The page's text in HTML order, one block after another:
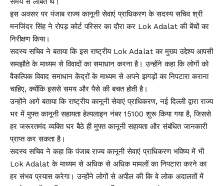
इस अवसर पर पंजाब राज्य कानूनी सेवाएं प्राधिकरण के सदस्य सचिव श्री
मनजिंदर सिंह ने रोपड़ कोर्ट परिसर का दौरा कर Lok Adalat की बेंचों का
निरीक्षण किया।
सदस्य सचिव ने बताया कि इस राष्ट्रीय Lok Adalat का मुख्य उद्देश्य आपसी
समझौते के माध्यम से विवादों का समाधान करना है। उन्होंने कहा कि लोगों को
वैकल्पिक विवाद समाधान केंद्रों के माध्यम से अपने झगड़ों का निपटारा कराना
चाहिए, क्योंकि इससे समय और पैसे की बचत होती है।
उन्होंने आगे बताया कि राष्ट्रीय कानूनी सेवाएं प्राधिकरण, नई दिल्ली द्वारा राज्य
भर में मुफ्त कानूनी सहायता हेल्पलाइन नंबर 15100 शुरू किया गया है, जिससे
हर जरूरतमंद व्यक्ति घर बैठे ही मुफ्त कानूनी सहायता और संबंधित जानकारी
प्राप्त कर सकता है।
सदस्य सचिव ने कहा कि पंजाब राज्य कानूनी सेवाएं प्राधिकरण भविष्य में भी
Lok Adalat के माध्यम से अधिक से अधिक मामलों का निपटारा करने का
हर संभव प्रयास करेगा। उन्होंने लोगों से अपील की कि वे लोक अदालतों में